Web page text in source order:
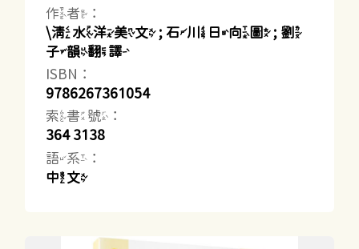
作者：
\清水洋美文 ; 石川日向圖 ; 劉
子韻翻譯
ISBN：
9786267361054
索書號：
364 3138
語系：
中文